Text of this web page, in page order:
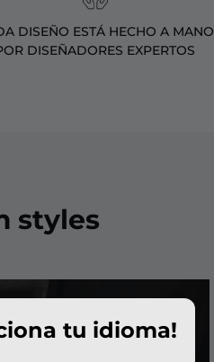
tu idioma!
DISEÑO ESTÁ HECHO A MANO
DISEÑADORES EXPERTOS
styles